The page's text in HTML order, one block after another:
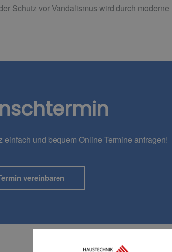
Schutz vor Vandalismus wird durch
einfach und bequem Online Termine anfragen!
vereinbaren